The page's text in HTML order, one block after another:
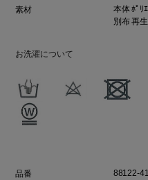
素材
本体 ﾎﾟﾘ
別布 再
お洗濯について
品番
88122-